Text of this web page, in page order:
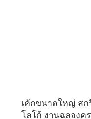
เค้กขนาดใหญ่ สก
โลโก้ งานฉลองค